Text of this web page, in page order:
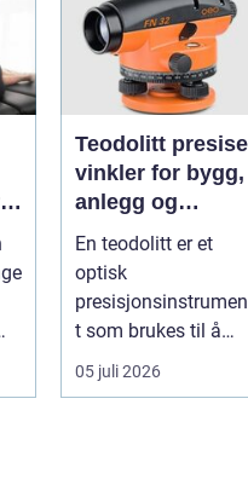
Teodolitt presise
vinkler for bygg,
anlegg og
kartlegging
En teodolitt er et
optisk
presisjonsinstrumen
t som brukes til å
måle horisontale og
vertikale vinkle...
05 juli 2026